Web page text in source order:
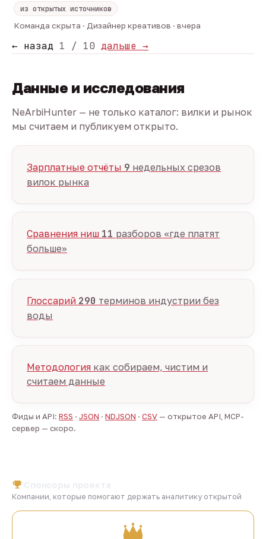
из открытых источников
Команда скрыта · Дизайнер креативов · вчера
← назад 1 / 10 дальше →
Данные и исследования
NeArbiHunter — не только каталог: вилки и рынок
мы считаем и публикуем открыто.
Зарплатные отчёты 9 недельных срезов
вилок рынка
Сравнения ниш 11 разборов «где платят
больше»
Глоссарий 290 терминов индустрии без
воды
Методология как собираем, чистим и
считаем данные
Фиды и API: RSS · JSON · NDJSON · CSV — открытое API, MCP-
сервер — скоро.
Компании, которые помогают держать аналитику открытой